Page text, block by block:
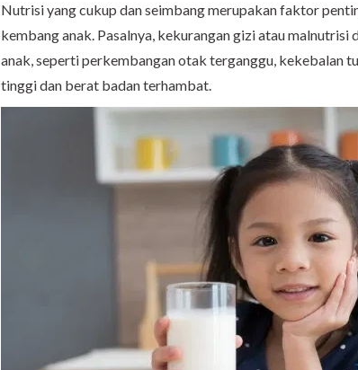
Nutrisi yang cukup dan seimbang merupakan faktor
kembang anak. Pasalnya, kekurangan gizi atau
anak, seperti perkembangan otak terganggu, kekebalan
tinggi dan berat badan terhambat.